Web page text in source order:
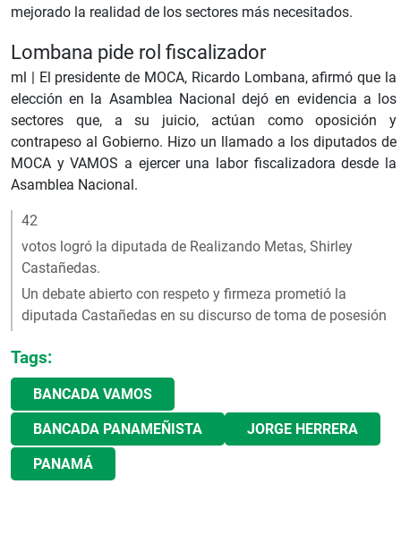
mejorado la realidad de los sectores más necesitados.
Lombana pide rol fiscalizador
ml | El presidente de MOCA, Ricardo Lombana, afirmó que la
elección en la Asamblea Nacional dejó en evidencia a los
sectores que, a su juicio, actúan como oposición y
contrapeso al Gobierno. Hizo un llamado a los diputados de
MOCA y VAMOS a ejercer una labor fiscalizadora desde la
Asamblea Nacional.
42
votos logró la diputada de Realizando Metas, Shirley
Castañedas.
Un debate abierto con respeto y firmeza prometió la
diputada Castañedas en su discurso de toma de posesión
Tags:
BANCADA VAMOS
BANCADA PANAMEÑISTA JORGE HERRERA
PANAMÁ